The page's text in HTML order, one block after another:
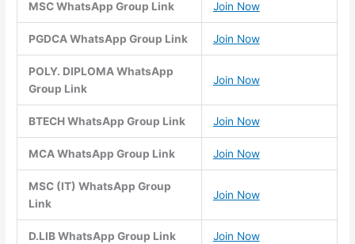
MSC WhatsApp Group Link Join Now
PGDCA WhatsApp Group Link Join Now
POLY. DIPLOMA WhatsApp
Group Link
Join Now
BTECH WhatsApp Group Link Join Now
MCA WhatsApp Group Link Join Now
MSC (IT) WhatsApp Group
Link
Join Now
D.LIB WhatsApp Group Link Join Now